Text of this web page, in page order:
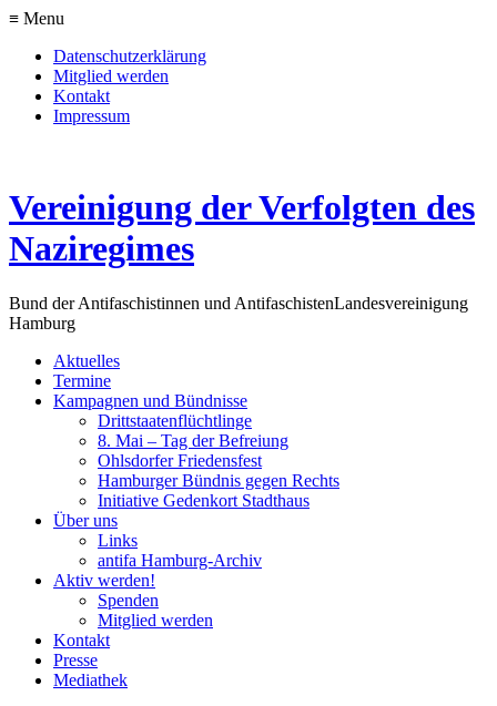
≡ Menu
Datenschutzerklärung
Mitglied werden
Kontakt
Impressum
Vereinigung der Verfolgten des
Naziregimes
Bund der Antifaschistinnen und AntifaschistenLandesvereinigung
Hamburg
Aktuelles
Termine
Kampagnen und Bündnisse
Drittstaatenflüchtlinge
8. Mai – Tag der Befreiung
Ohlsdorfer Friedensfest
Hamburger Bündnis gegen Rechts
Initiative Gedenkort Stadthaus
Über uns
Links
antifa Hamburg-Archiv
Aktiv werden!
Spenden
Mitglied werden
Kontakt
Presse
Mediathek